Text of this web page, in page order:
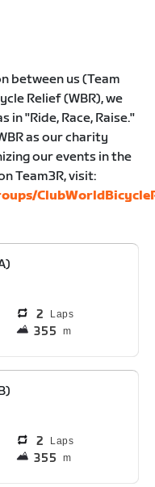
between us (Team
Relief (WBR), we
in "Ride, Race, Raise."
as our charity
our events in the
Team3R, visit:
2 Laps
355 m
2 Laps
355 m